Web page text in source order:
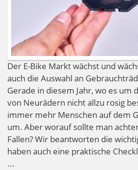
Der E-Bike Markt wächst und
auch die Auswahl an
Gerade in diesem Jahr, wo es um
von Neurädern nicht allzu rosig
immer mehr Menschen auf dem
um. Aber worauf sollte man
Fallen? Wir beantworten die
haben auch eine praktische
...